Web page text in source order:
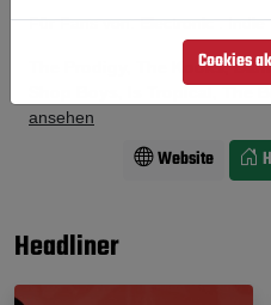
Für Fans von: Electronic . Indie
The Prodigy, The Kooks,
ansehen
Website
Headliner
Cookies